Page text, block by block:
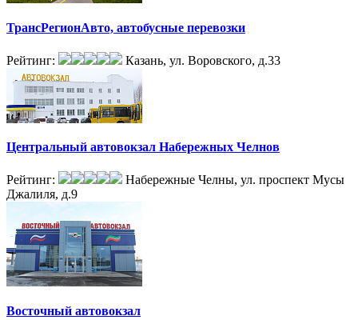
ТрансРегионАвто, автобусные перевозки
Рейтинг: Казань, ул. Воровского, д.33
Центральный автовокзал Набережных Челнов
Рейтинг:
Набережные Челны, ул. проспект Мусы
Джалиля, д.9
Восточный автовокзал